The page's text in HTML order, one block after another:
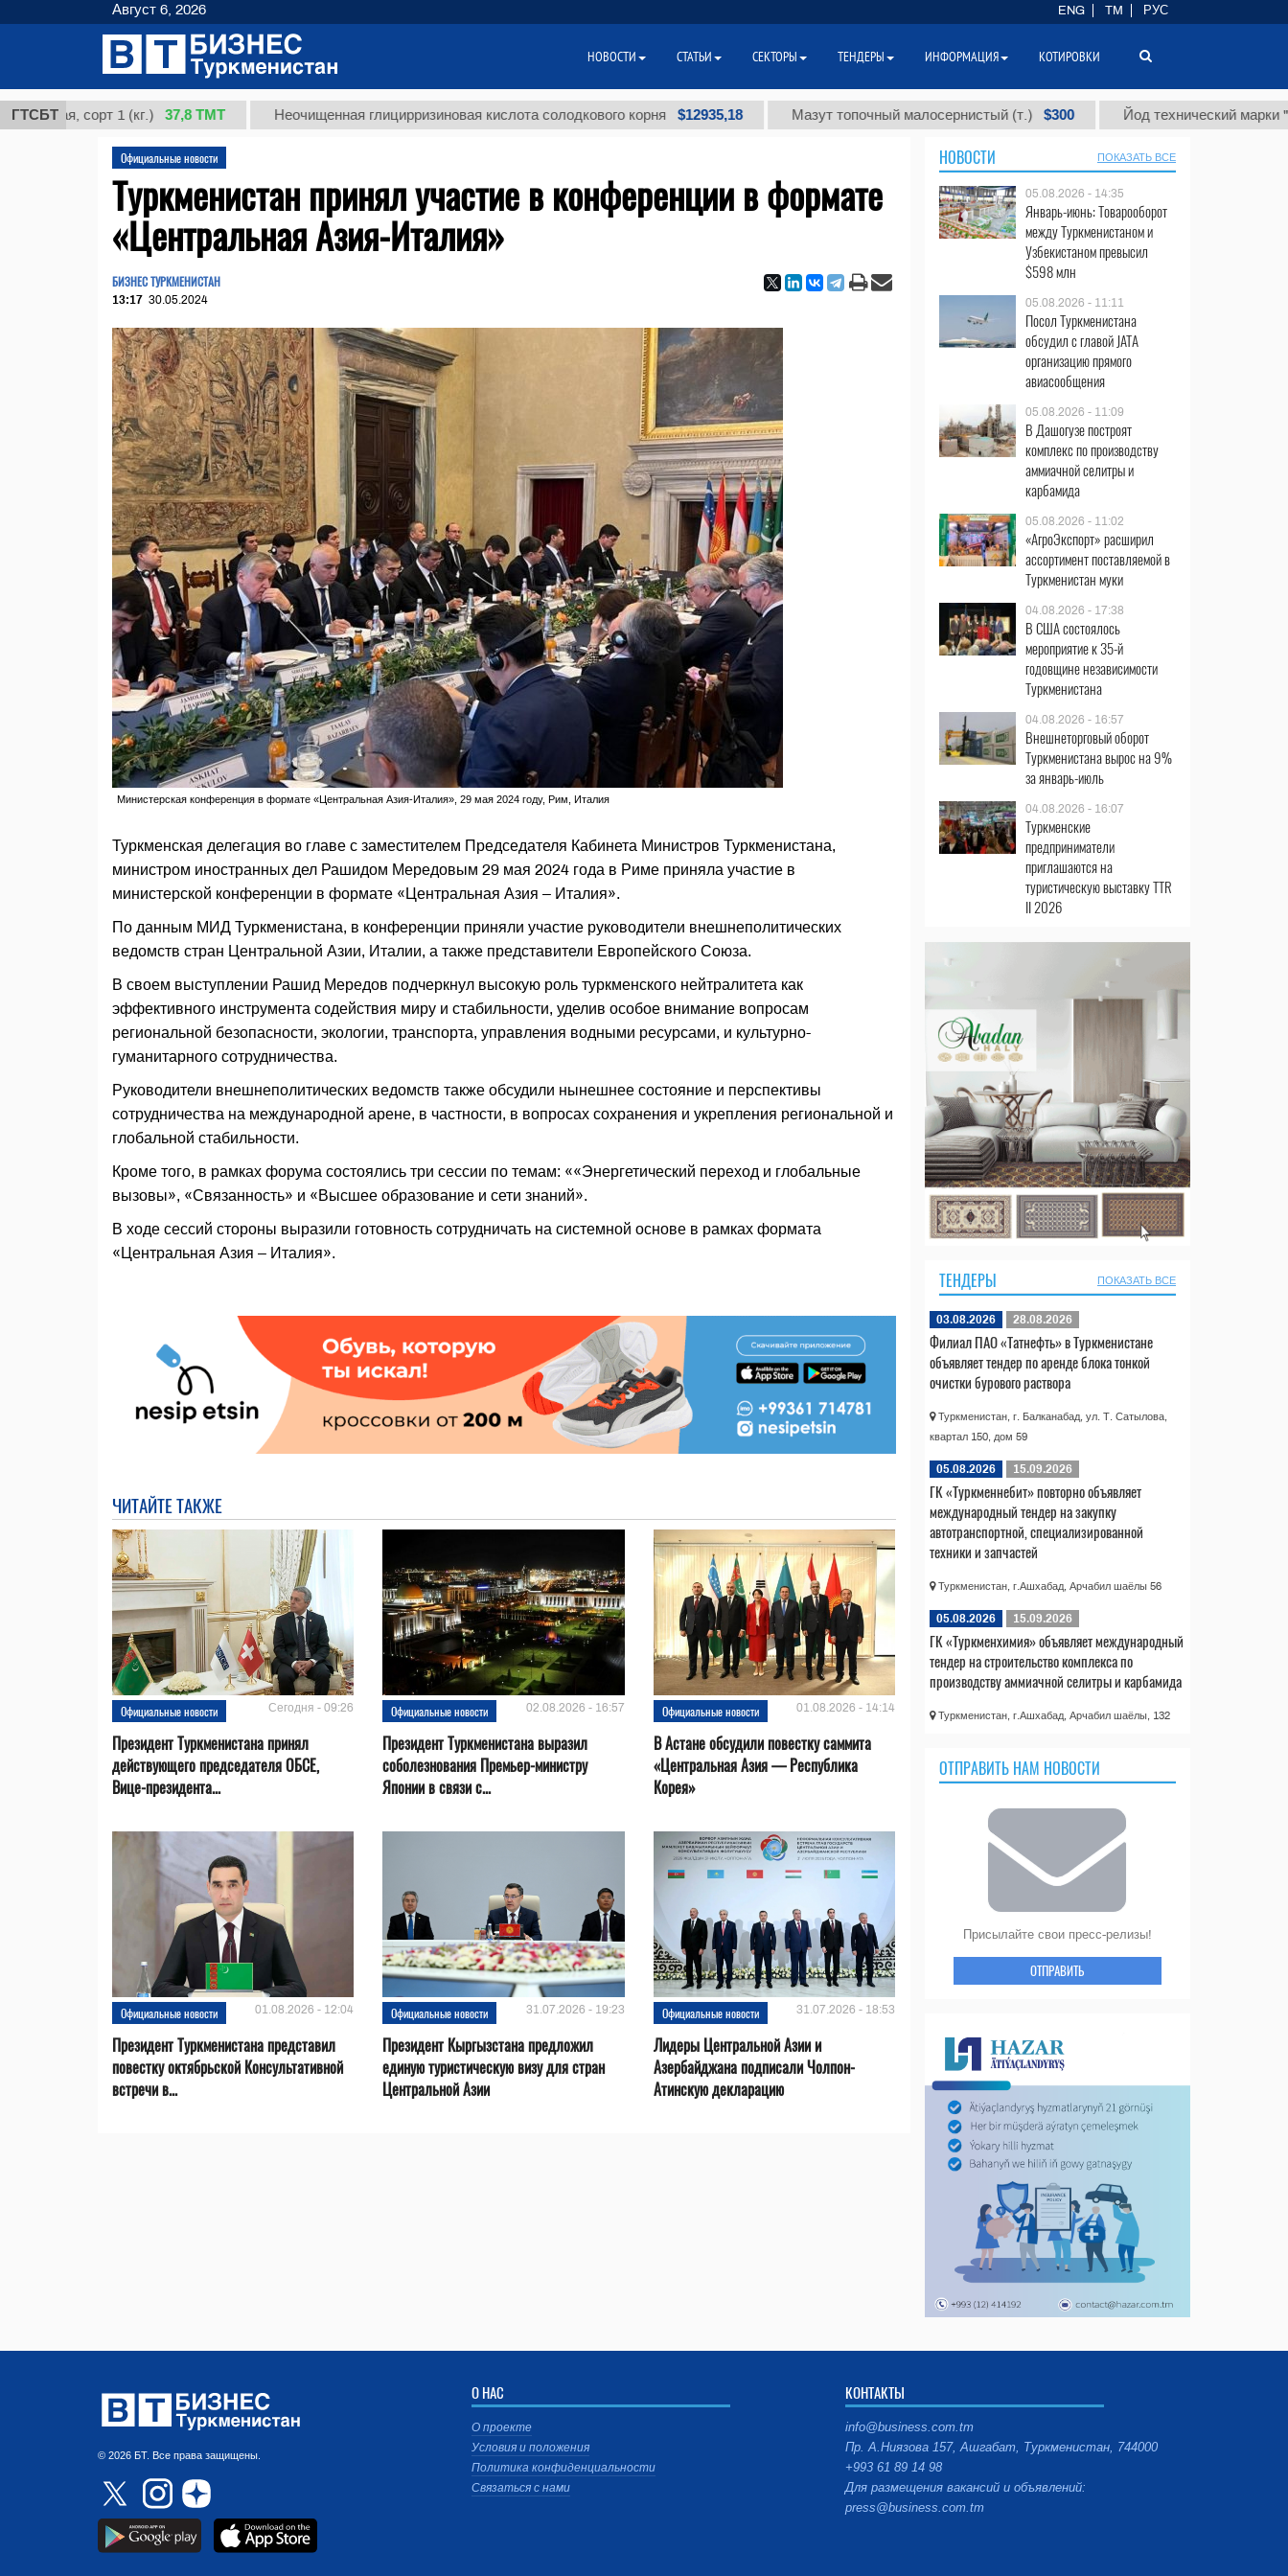
ГТСБТ
сорт 1 (кг.) 37,8 ТМТ Неочищенная глицирризиновая кислота солодкового корня $12935,18 Мазут топочный малосернистый (т.) $300 Йод технический марки "А" (т.)
Официальные новости
Туркменистан принял участие в конференции в формате
«Центральная Азия-Италия»
БИЗНЕС ТУРКМЕНИСТАН
13:17 30.05.2024
Министерская конференция в формате «Центральная Азия-Италия», 29 мая 2024 году, Рим, Италия
Туркменская делегация во главе с заместителем Председателя Кабинета Министров Туркменистана,
министром иностранных дел Рашидом Мередовым 29 мая 2024 года в Риме приняла участие в
министерской конференции в формате «Центральная Азия – Италия».
По данным МИД Туркменистана, в конференции приняли участие руководители внешнеполитических
ведомств стран Центральной Азии, Италии, а также представители Европейского Союза.
В своем выступлении Рашид Мередов подчеркнул высокую роль туркменского нейтралитета как
эффективного инструмента содействия миру и стабильности, уделив особое внимание вопросам
региональной безопасности, экологии, транспорта, управления водными ресурсами, и культурно-
гуманитарного сотрудничества.
Руководители внешнеполитических ведомств также обсудили нынешнее состояние и перспективы
сотрудничества на международной арене, в частности, в вопросах сохранения и укрепления региональной и
глобальной стабильности.
Кроме того, в рамках форума состоялись три сессии по темам: ««Энергетический переход и глобальные
вызовы», «Связанность» и «Высшее образование и сети знаний».
В ходе сессий стороны выразили готовность сотрудничать на системной основе в рамках формата
«Центральная Азия – Италия».
ЧИТАЙТЕ ТАКЖЕ
Официальные новости Сегодня - 09:26
Президент Туркменистана принял
действующего председателя ОБСЕ,
Вице-президента...
Официальные новости 02.08.2026 - 16:57
Президент Туркменистана выразил
соболезнования Премьер-министру
Японии в связи с...
Официальные новости 01.08.2026 - 14:14
В Астане обсудили повестку саммита
«Центральная Азия — Республика
Корея»
Официальные новости 01.08.2026 - 12:04
Президент Туркменистана представил
повестку октябрьской Консультативной
встречи в...
Официальные новости 31.07.2026 - 19:23
Президент Кыргызстана предложил
единую туристическую визу для стран
Центральной Азии
Официальные новости 31.07.2026 - 18:53
Лидеры Центральной Азии и
Азербайджана подписали Чолпон-
Атинскую декларацию
НОВОСТИ ПОКАЗАТЬ ВСЕ
05.08.2026 - 14:35
Январь-июнь: Товарооборот
между Туркменистаном и
Узбекистаном превысил
$598 млн
05.08.2026 - 11:11
Посол Туркменистана
обсудил с главой JATA
организацию прямого
авиасообщения
05.08.2026 - 11:09
В Дашогузе построят
комплекс по производству
аммиачной селитры и
карбамида
05.08.2026 - 11:02
«АгроЭкспорт» расширил
ассортимент поставляемой в
Туркменистан муки
04.08.2026 - 17:38
В США состоялось
мероприятие к 35-й
годовщине независимости
Туркменистана
04.08.2026 - 16:57
Внешнеторговый оборот
Туркменистана вырос на 9%
за январь-июль
04.08.2026 - 16:07
Туркменские
предприниматели
приглашаются на
туристическую выставку TTR
II 2026
ТЕНДЕРЫ ПОКАЗАТЬ ВСЕ
03.08.2026 28.08.2026
Филиал ПАО «Татнефть» в Туркменистане
объявляет тендер по аренде блока тонкой
очистки бурового раствора
Туркменистан, г. Балканабад, ул. Т. Сатылова,
квартал 150, дом 59
05.08.2026 15.09.2026
ГК «Туркменнебит» повторно объявляет
международный тендер на закупку
автотранспортной, специализированной
техники и запчастей
Туркменистан, г.Ашхабад, Арчабил шаёлы 56
05.08.2026 15.09.2026
ГК «Туркменхимия» объявляет международный
тендер на строительство комплекса по
производству аммиачной селитры и карбамида
Туркменистан, г.Ашхабад, Арчабил шаёлы, 132
ОТПРАВИТЬ НАМ НОВОСТИ
Присылайте свои пресс-релизы!
ОТПРАВИТЬ
© 2026 БТ. Все права защищены.
О НАС
О проекте
Условия и положения
Политика конфиденциальности
Связаться с нами
КОНТАКТЫ
info@business.com.tm
Пр. А.Ниязова 157, Ашгабат, Туркменистан, 744000
+993 61 89 14 98
Для размещения вакансий и объявлений:
press@business.com.tm
Август 6, 2026 ENG TM РУС
НОВОСТИ СТАТЬИ СЕКТОРЫ ТЕНДЕРЫ ИНФОРМАЦИЯ КОТИРОВКИ